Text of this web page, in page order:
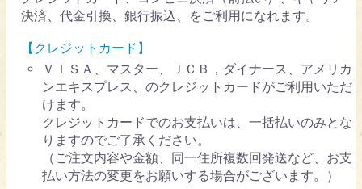
決済、代金引換、銀行振込、をご利用になれます。
【クレジットカード】
ＶＩＳＡ、マスター、ＪＣＢ，ダイナース、アメリカ
ンエキスプレス、のクレジットカードがご利用いただ
けます。
クレジットカードでのお支払いは、一括払いのみとな
りますのでご了承ください。
（ご注文内容や金額、同一住所複数回発送など、お支
払い方法の変更をお願いする場合がございます。）